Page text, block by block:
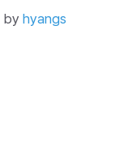
by hyangs